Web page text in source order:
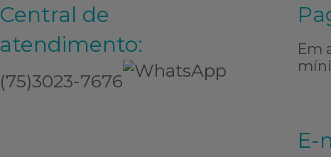
Central de
atendimento:
(75)3023-7676
Em
E-